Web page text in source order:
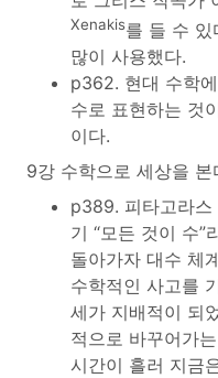
Xenakis를 들 수 있
많이 사용했다.
p362. 현대 수학
수로 표현하는 것
이다.
9강 수학으로 세상을 본
p389. 피타고라스
기 “모든 것이 수”
돌아가자 대수 체
수학적인 사고를
세가 지배적이 되
적으로 바꾸어가
시간이 흘러 지금